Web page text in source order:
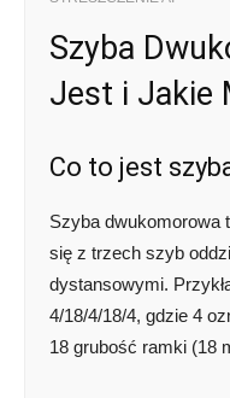
Szyba
Jest i Jakie
Co to jest
Szyba dwukomorowa
się z trzech szyb
dystansowymi.
4/18/4/18/4, gdzie 4
18 grubość ramki (18